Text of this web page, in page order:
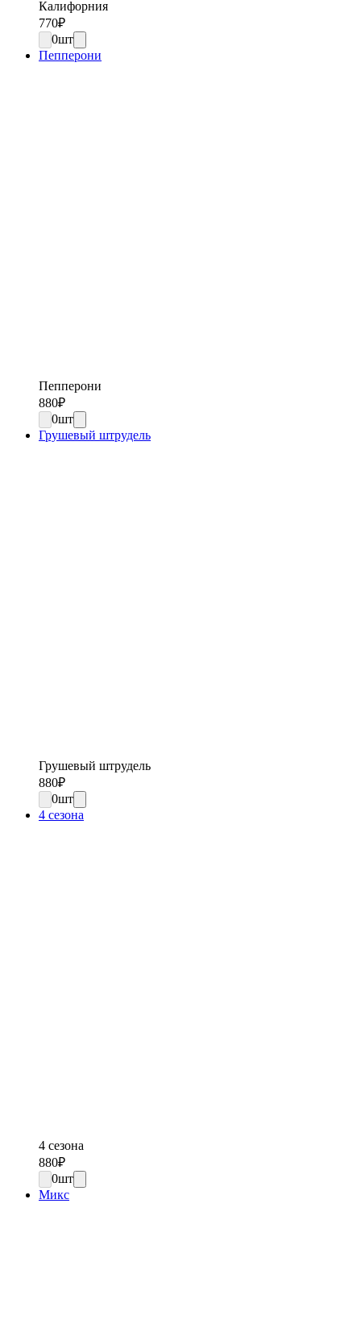
Калифорния
770₽
0шт
Пепперони
Пепперони
880₽
0шт
Грушевый штрудель
Грушевый штрудель
880₽
0шт
4 сезона
4 сезона
880₽
0шт
Микс